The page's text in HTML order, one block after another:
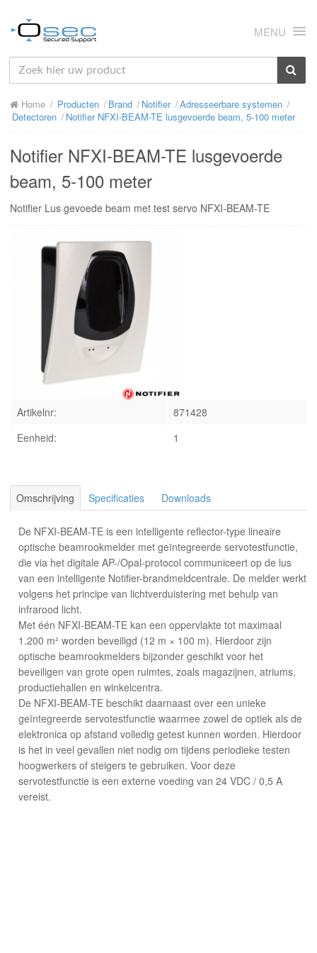
MENU
HOME
OVER ONS
MIJN OSEC
CONTACT
INLOGGEN
Home Producten Brand Notifier
Adresseerbare systemen
Detectoren
Notifier NFXI-BEAM-TE lusgevoerde beam, 5-100 meter
Notifier NFXI-BEAM-TE lusgevoerde
beam, 5-100 meter
Notifier Lus gevoede beam met test servo NFXI-BEAM-TE
Artikelnr:
871428
Eenheid:
1
Omschrijving Specificaties Downloads
De NFXI-BEAM-TE is een intelligente reflector-type lineaire
optische beamrookmelder met geïntegreerde servotestfunctie,
die via het digitale AP-/Opal-protocol communiceert op de lus
van een intelligente Notifier-brandmeldcentrale. De melder werkt
volgens het principe van lichtverduistering met behulp van
infrarood licht.
Met één NFXI-BEAM-TE kan een oppervlakte tot maximaal
1.200 m² worden beveiligd (12 m × 100 m). Hierdoor zijn
optische beamrookmelders bijzonder geschikt voor het
beveiligen van grote open ruimtes, zoals magazijnen, atriums,
productiehallen en winkelcentra.
De NFXI-BEAM-TE beschikt daarnaast over een unieke
geïntegreerde servotestfunctie waarmee zowel de optiek als de
elektronica op afstand volledig getest kunnen worden. Hierdoor
is het in veel gevallen niet nodig om tijdens periodieke testen
hoogwerkers of steigers te gebruiken. Voor deze
servotestfunctie is een externe voeding van 24 VDC / 0,5 A
vereist.